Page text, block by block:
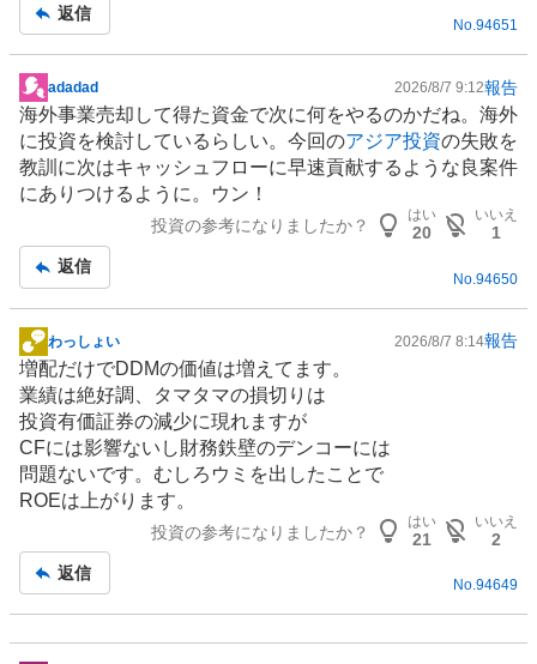
返信
No.94651
掲
示
板
記
事
adadad 2026/8/7 9:12報告
海外事業売却して得た資金で次に何をやるのかだね。海外
に投資を検討しているらしい。今回のアジア投資の失敗を
教訓に次はキャッシュフローに早速貢献するような良案件
にありつけるように。ウン！
投資の参考になりましたか？
はい
20
いいえ
1
返信
No. 94650
掲
示
板
記
事
わっしょい 2026/8/7 8:14報告
増配だけでDDMの価値は増えてます。
業績は絶好調、タマタマの損切りは
投資有価証券の減少に現れますが
CFには影響ないし財務鉄壁のデンコーには
問題ないです。むしろウミを出したことで
ROEは上がります。
投資の参考になりましたか？
はい
21
いいえ
2
返信
No.94649